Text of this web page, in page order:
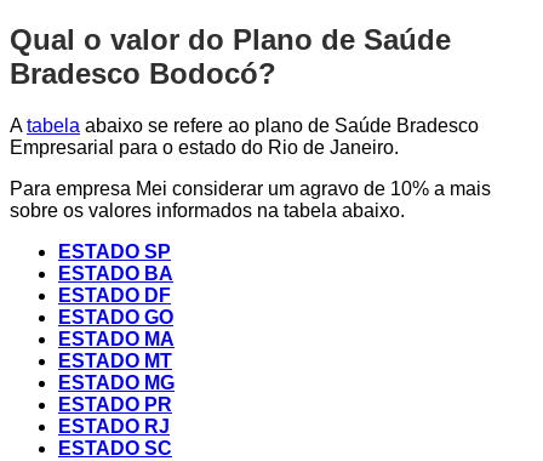
Qual o valor do Plano de Saúde
Bradesco Bodocó?
Atabela abaixo se refere ao plano de Saúde Bradesco
Empresarial para o estado do Rio de Janeiro.
Para empresa Mei considerar um agravo de 10% a mais
sobre os valores informados na tabela abaixo.
ESTADO SP
ESTADO BA
ESTADO DF
ESTADO GO
ESTADO MA
ESTADO MT
ESTADO MG
ESTADO PR
ESTADO RJ
ESTADO SC